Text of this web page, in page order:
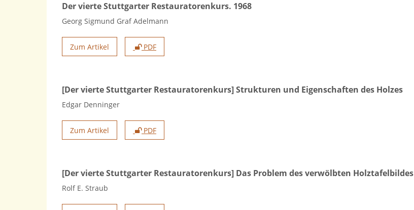
Der vierte Stuttgarter Restauratorenkurs. 1968
Georg Sigmund Graf Adelmann
Zum Artikel PDF
[Der vierte Stuttgarter Restauratorenkurs] Strukturen und Eigenschaften des Holzes
Edgar Denninger
Zum Artikel PDF
[Der vierte Stuttgarter Restauratorenkurs] Das Problem des verwölbten Holztafelbildes
Rolf E. Straub